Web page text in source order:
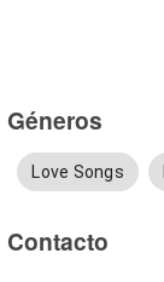
Géneros
Love Songs
Contacto